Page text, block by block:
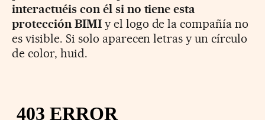
interactuéis con él si no tiene esta
protección BIMIy el logo de la compañía no
es visible. Si solo aparecen letras y un círculo
de color, huid.